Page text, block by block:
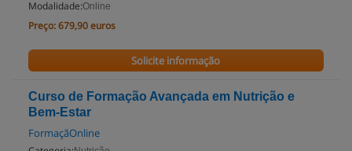
Modalidade:Online
Preço:679,90 euros
Solicite informação
Curso de Formação Avançada em Nutrição e
Bem-Estar
FormaçãOnline